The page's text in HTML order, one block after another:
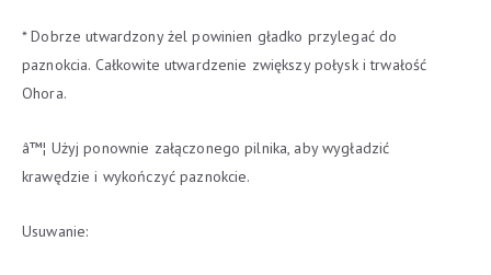
* Dobrze utwardzony żel powinien gładko przylegać do
paznokcia. Całkowite utwardzenie zwiększy połysk i trwałość
Ohora.
â™¦ Użyj ponownie załączonego pilnika, aby wygładzić
krawędzie i wykończyć paznokcie.
Usuwanie: